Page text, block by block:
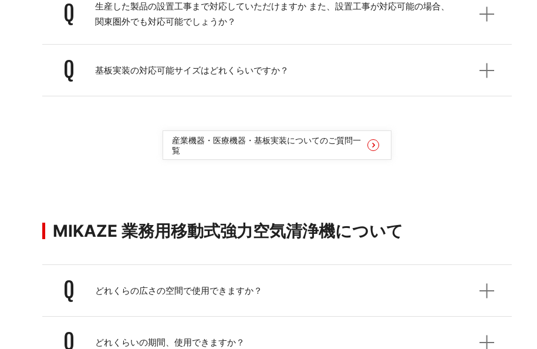
Q
生産した製品の設置工事まで対応していただけますか また、設置工事が対応可能の場合、
関東圏外でも対応可能でしょうか？
Q 基板実装の対応可能サイズはどれくらいですか？
産業機器・医療機器・基板実装についてのご質問一
覧
MIKAZE 業務用移動式強力空気清浄機について
Q どれくらの広さの空間で使用できますか？
Q どれくらいの期間、使用できますか？